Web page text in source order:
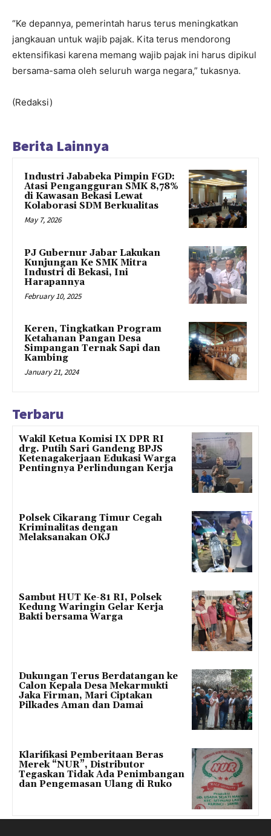
“Ke depannya, pemerintah harus terus meningkatkan
jangkauan untuk wajib pajak. Kita terus mendorong
ektensifikasi karena memang wajib pajak ini harus dipikul
bersama-sama oleh seluruh warga negara,” tukasnya.
(Redaksi)
Berita Lainnya
Industri Jababeka Pimpin FGD:
Atasi Pengangguran SMK 8,78%
di Kawasan Bekasi Lewat
Kolaborasi SDM Berkualitas
May 7, 2026
PJ Gubernur Jabar Lakukan
Kunjungan Ke SMK Mitra
Industri di Bekasi, Ini
Harapannya
February 10, 2025
Keren, Tingkatkan Program
Ketahanan Pangan Desa
Simpangan Ternak Sapi dan
Kambing
January 21, 2024
Terbaru
Wakil Ketua Komisi IX DPR RI
drg. Putih Sari Gandeng BPJS
Ketenagakerjaan Edukasi Warga
Pentingnya Perlindungan Kerja
Polsek Cikarang Timur Cegah
Kriminalitas dengan
Melaksanakan OKJ
Sambut HUT Ke-81 RI, Polsek
Kedung Waringin Gelar Kerja
Bakti bersama Warga
Dukungan Terus Berdatangan ke
Calon Kepala Desa Mekarmukti
Jaka Firman, Mari Ciptakan
Pilkades Aman dan Damai
Klarifikasi Pemberitaan Beras
Merek “NUR”, Distributor
Tegaskan Tidak Ada Penimbangan
dan Pengemasan Ulang di Ruko